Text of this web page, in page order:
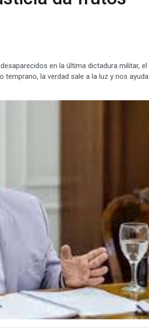
en la última dictadura militar, el
temprano, la verdad sale a la luz y nos ayuda